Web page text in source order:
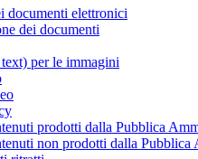
documenti elettronici
dei documenti
per le immagini
prodotti dalla Pubblica
non prodotti dalla Pubblica